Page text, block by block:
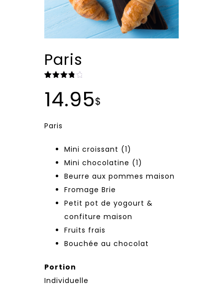
Paris
4.00
sur 5
basé
client
14.95$
Paris
Mini croissant (1)
Mini chocolatine (1)
Beurre aux pommes maison
Fromage Brie
Petit pot de yogourt &
confiture maison
Fruits frais
Bouchée au chocolat
Portion
Individuelle